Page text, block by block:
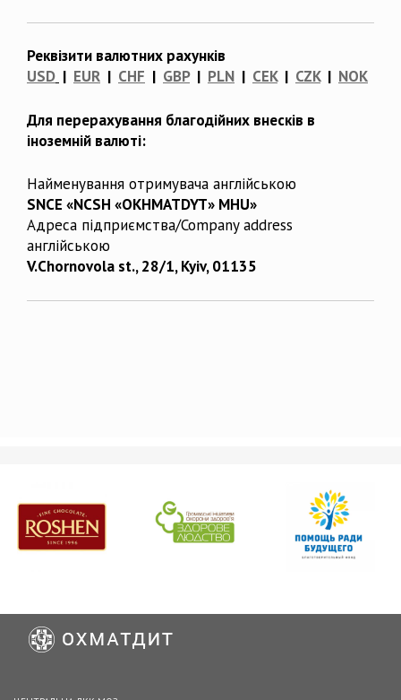
Реквізити валютних рахунків
USD | EUR | CHF | GBP| PLN | CEK| CZK| NOK
Для перерахування благодійних внесків в
іноземній валюті:
Найменування отримувача англійською
SNCE «NCSH «OKHMATDYT» MHU»
Адреса підприємства/Company address
англійською
V.Chornovola st., 28/1, Kyiv, 01135